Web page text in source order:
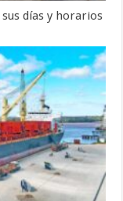
días y horarios